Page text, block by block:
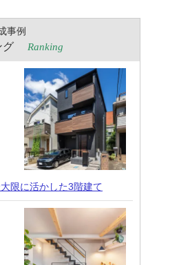
事例
グ Ranking
限に活かした3階建て